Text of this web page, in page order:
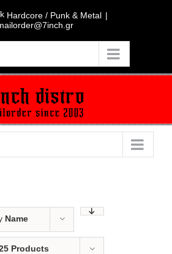
Hardcore / Punk & Metal |
Name
Products